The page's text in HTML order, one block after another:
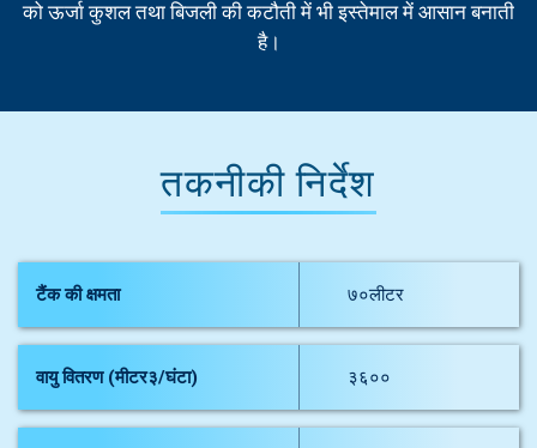
को ऊर्जा कुशल तथा बिजली की कटौती में भी इस्तेमाल में आसान बनाती
है।
तकनीकी निर्देश
टैंक की क्षमता ७०लीटर
वायु वितरण (मीटर३/घंटा) ३६००